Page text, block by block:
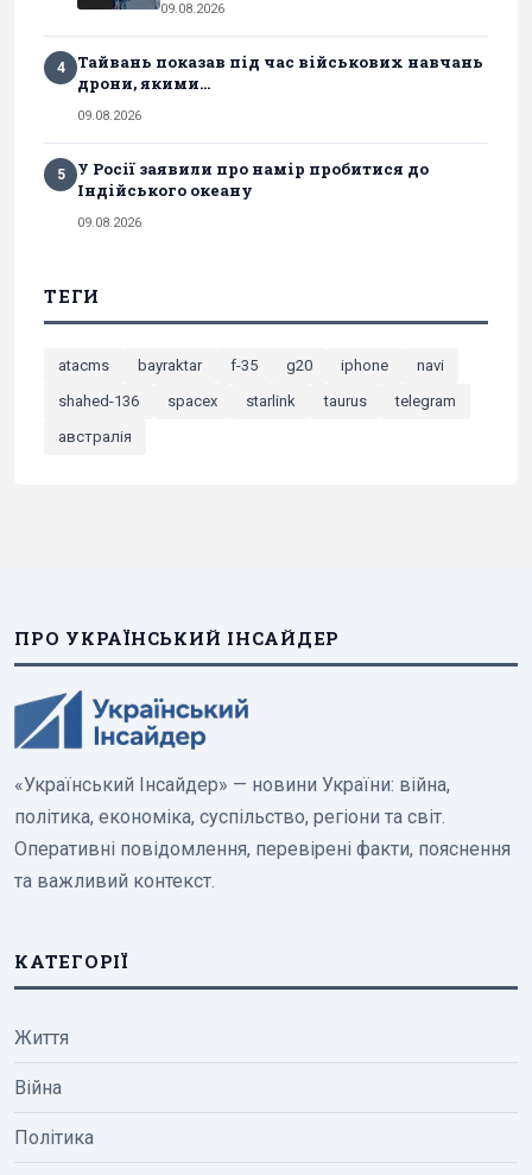
09.08.2026
4
Тайвань показав під час військових навчань
дрони, якими...
09.08.2026
5
У Росії заявили про намір пробитися до
Індійського океану
09.08.2026
ТЕГИ
atacms bayraktar f-35 g20 iphone
navi
shahed-136
spacex starlink taurus
telegram
австралія
ПРО УКРАЇНСЬКИЙ ІНСАЙДЕР
«Український Інсайдер» — новини України: війна,
політика, економіка, суспільство, регіони та світ.
Оперативні повідомлення, перевірені факти, пояснення
та важливий контекст.
КАТЕГОРІЇ
Життя
Війна
Політика